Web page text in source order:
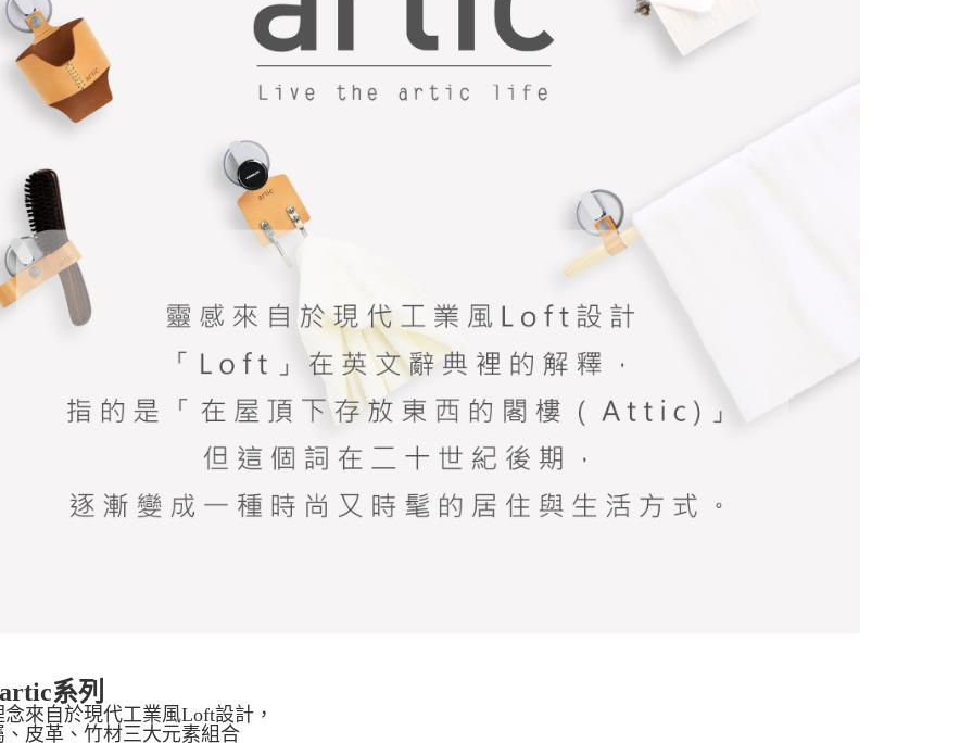
系列
來自於現代工業風Loft設計，
、皮革、竹材三大元素組合